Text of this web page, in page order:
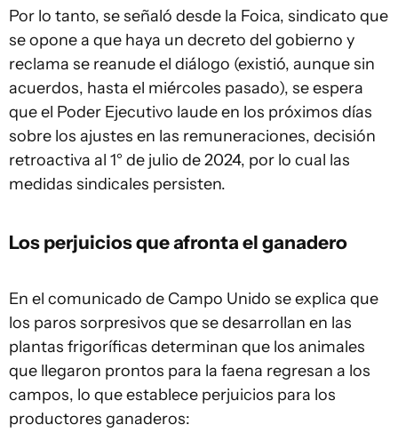
Por lo tanto, se señaló desde la Foica, sindicato que
se opone a que haya un decreto del gobierno y
reclama se reanude el diálogo (existió, aunque sin
acuerdos, hasta el miércoles pasado), se espera
que el Poder Ejecutivo laude en los próximos días
sobre los ajustes en las remuneraciones, decisión
retroactiva al 1° de julio de 2024, por lo cual las
medidas sindicales persisten.
Los perjuicios que afronta el ganadero
En el comunicado de Campo Unido se explica que
los paros sorpresivos que se desarrollan en las
plantas frigoríficas determinan que los animales
que llegaron prontos para la faena regresan a los
campos, lo que establece perjuicios para los
productores ganaderos: